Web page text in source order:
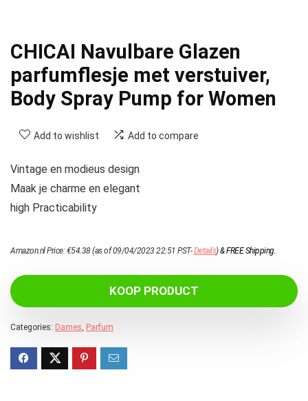
CHICAI Navulbare Glazen
parfumflesje met verstuiver,
Body Spray Pump for Women
Add to wishlist Add to compare
Vintage en modieus design
Maak je charme en elegant
high Practicability
Amazon.nl Price:€54.38(as of 09/04/2023 22:51 PST-Details)&FREE Shipping.
KOOP PRODUCT
Categories: Dames, Parfum